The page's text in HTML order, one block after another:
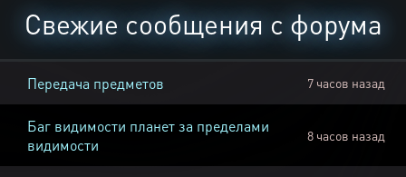
Свежие сообщения с форума
Передача предметов 7 часов назад
Баг видимости планет за пределами
видимости
8 часов назад